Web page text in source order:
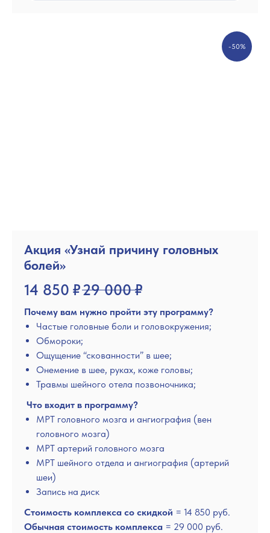
-50%
Акция «Узнай причину головных
болей»
14 850 ₽29 000₽
Почему вам нужно пройти эту программу?
Частые головные боли и головокружения;
Обмороки;
Ощущение “скованности” в шее;
Онемение в шее, руках, коже головы;
Травмы шейного отела позвоночника;
Что входит в программу?
МРТ головного мозга и ангиография (вен
головного мозга)
МРТ артерий головного мозга
МРТ шейного отдела и ангиография (артерий
шеи)
Запись на диск
Стоимость комплекса со скидкой = 14 850 руб.
Обычная стоимость комплекса = 29 000 руб.